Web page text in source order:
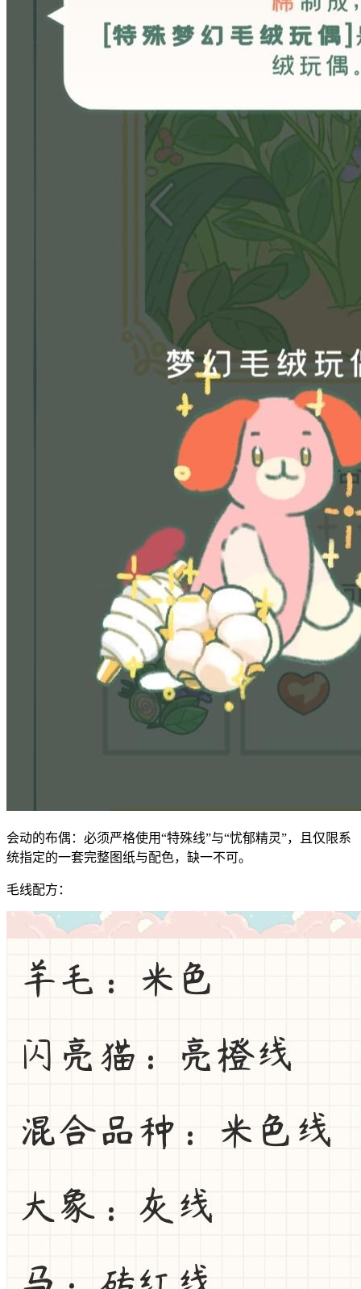
会动的布偶：必须严格使用“特殊线”与“忧郁精灵”，且仅限系
统指定的一套完整图纸与配色，缺一不可。
毛线配方：